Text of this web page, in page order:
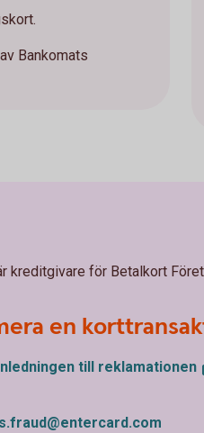
Bankomats
kreditgivare för Betalkort
en
till reklamationen